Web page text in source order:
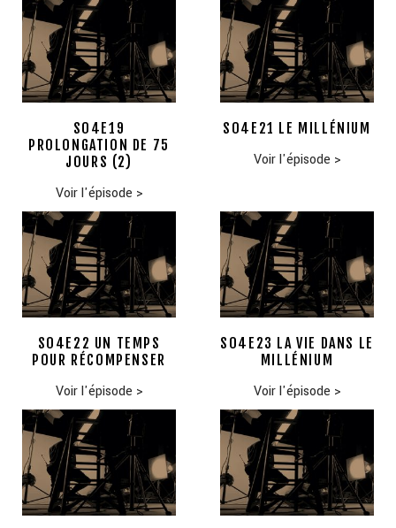
S04E19
PROLONGATION DE 75
JOURS (2)
Voir l'épisode >
S04E21 LE MILLÉNIUM
Voir l'épisode >
S04E22 UN TEMPS
POUR RÉCOMPENSER
Voir l'épisode >
S04E23 LA VIE DANS LE
MILLÉNIUM
Voir l'épisode >